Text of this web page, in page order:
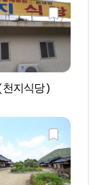
천지식당 )